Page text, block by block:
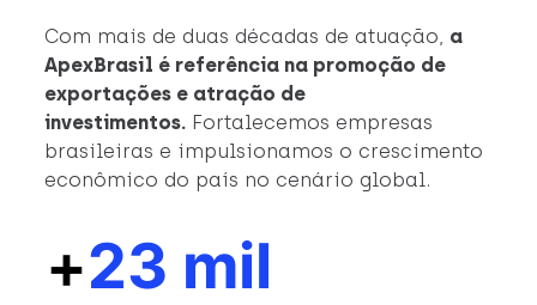
Com mais de duas décadas de atuação, a
ApexBrasil é referência na promoção de
exportações e atração de
investimentos. Fortalecemos empresas
brasileiras e impulsionamos o crescimento
econômico do país no cenário global.
+23 mil